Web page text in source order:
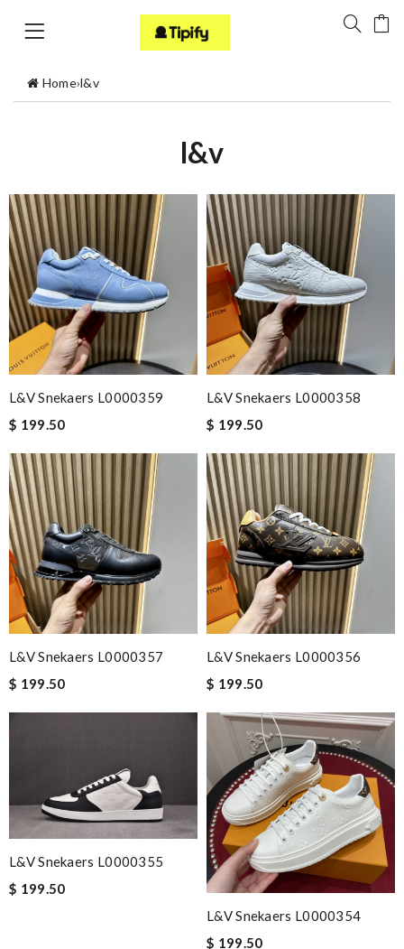
Home›l&v
l&v
L&V Snekaers L0000359
$ 199.50
L&V Snekaers L0000358
$ 199.50
L&V Snekaers L0000357
$ 199.50
L&V Snekaers L0000356
$ 199.50
L&V Snekaers L0000355
$ 199.50
L&V Snekaers L0000354
$ 199.50